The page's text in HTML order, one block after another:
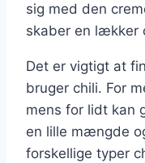
sig med den
skaber en lækker
Det er vigtigt at
bruger chili. For
mens for lidt kan
en lille mængde
forskellige typer